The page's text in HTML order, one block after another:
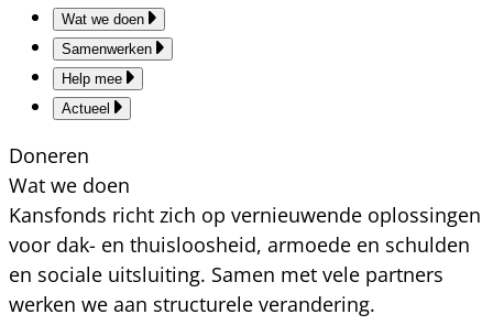
Wat we doen
Samenwerken
Help mee
Actueel
Doneren
Wat we doen
Kansfonds richt zich op vernieuwende oplossingen
voor dak- en thuisloosheid, armoede en schulden
en sociale uitsluiting. Samen met vele partners
werken we aan structurele verandering.